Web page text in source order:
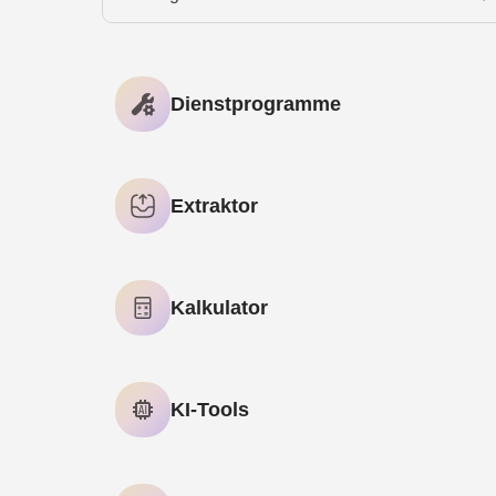
Dienstprogramme
Passwort-Generator
Extraktor
E-Mail Extractor
Kalkulator
Alter Taschenrechner
KI-Tools
AI Meta Description Generator